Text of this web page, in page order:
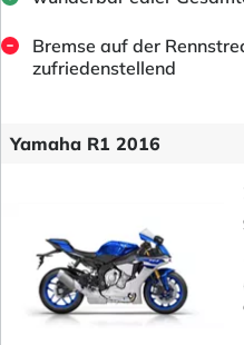
Bremse auf der
zufriedenstellend
Yamaha R1 2016